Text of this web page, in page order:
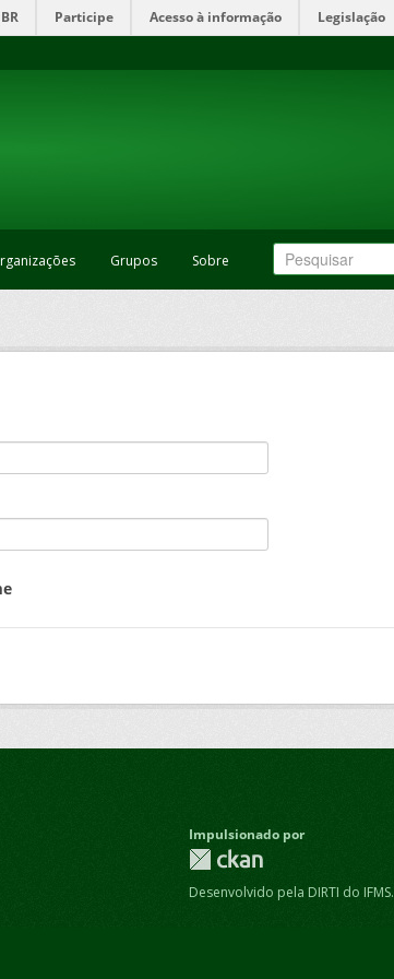
Participe Acesso à informação Legislação
Grupos Sobre
Impulsionado por
Desenvolvido pela DIRTI do IFMS.